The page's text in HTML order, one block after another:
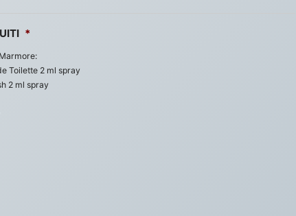
*
Toilette 2 ml spray
2 ml spray